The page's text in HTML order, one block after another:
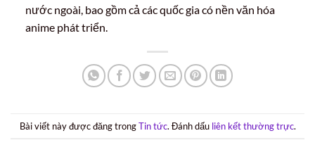
nước ngoài, bao gồm cả các quốc gia có nền văn hóa
anime phát triển.
Bài viết này được đăng trongTin tức. Đánh dấu liên kết thường trực.